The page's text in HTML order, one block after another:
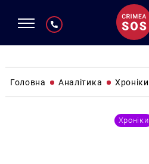
Головна Аналітика Хроніки
Хроніки